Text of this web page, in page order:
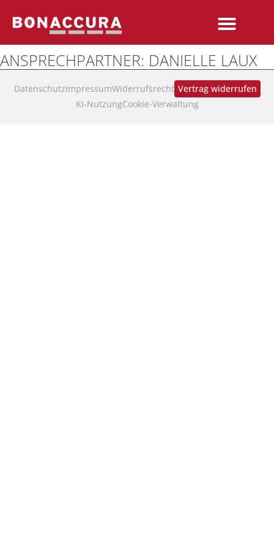
DatenschutzImpressumWiderrufsrecht Vertrag widerrufen
KI‑NutzungCookie-Verwaltung
ANSPRECHPARTNER: DANIELLE LAUX